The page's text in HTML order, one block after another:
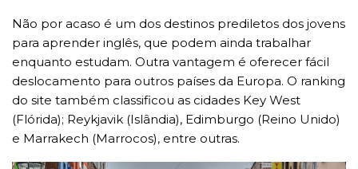
Não por acaso é um dos destinos prediletos dos jovens
para aprender inglês, que podem ainda trabalhar
enquanto estudam. Outra vantagem é oferecer fácil
deslocamento para outros países da Europa. O ranking
do site também classificou as cidades Key West
(Flórida); Reykjavik (Islândia), Edimburgo (Reino Unido)
e Marrakech (Marrocos), entre outras.